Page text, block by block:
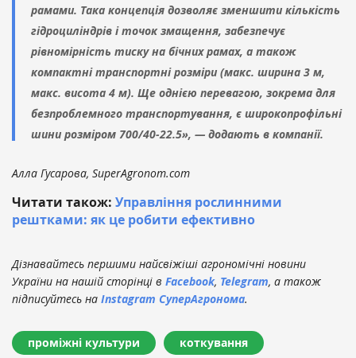
рамами. Така концепція дозволяє зменшити кількість
гідроциліндрів і точок змащення, забезпечує
рівномірність тиску на бічних рамах, а також
компактні транспортні розміри (макс. ширина 3 м,
макс. висота 4 м). Ще однією перевагою, зокрема для
безпроблемного транспортування, є широкопрофільні
шини розміром 700/40-22.5», — додають в компанії.
Алла Гусарова, SuperAgronom.com
Читати також: Управління рослинними
рештками: як це робити ефективно
Дізнавайтесь першими найсвіжіші агрономічні новини
України на нашій сторінці в Facebook, Telegram, а також
підписуйтесь на Instagram СуперАгронома.
проміжні культури коткування